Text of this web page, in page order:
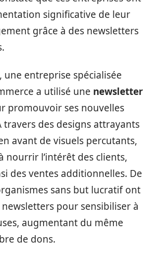
significative de leur
grâce à des newsletters
une entreprise spécialisée
a utilisé une newsletter
promouvoir ses nouvelles
travers des designs attrayants
avant de visuels percutants,
nourrir l’intérêt des clients,
des ventes additionnelles. De
sans but lucratif ont
pour sensibiliser à
augmentant du même
de dons.